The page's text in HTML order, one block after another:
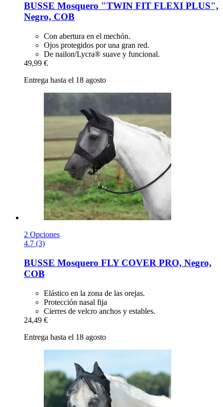
BUSSE Mosquero "TWIN FIT FLEXI PLUS",
Negro, COB
Con abertura en el mechón.
Ojos protegidos por una gran red.
De nailon/Lycra® suave y funcional.
49,99 €
Entrega hasta el 18 agosto
2 Opciones
4.7 (3)
BUSSE Mosquero FLY COVER PRO, Negro,
COB
Elástico en la zona de las orejas.
Protección nasal fija
Cierres de velcro anchos y estables.
24,49 €
Entrega hasta el 18 agosto